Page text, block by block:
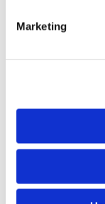
Marketing